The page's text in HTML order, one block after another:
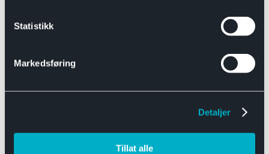
Statistikk
Markedsføring
Detaljer
Tillat alle